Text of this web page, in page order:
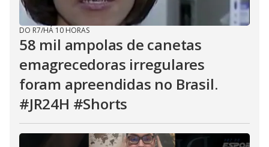
DO R7/HÁ 10 HORAS
58 mil ampolas de canetas
emagrecedoras irregulares
foram apreendidas no Brasil.
#JR24H #Shorts